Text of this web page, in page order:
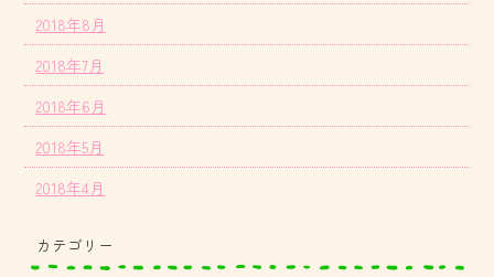
2018年8月
2018年7月
2018年6月
2018年5月
2018年4月
カテゴリー